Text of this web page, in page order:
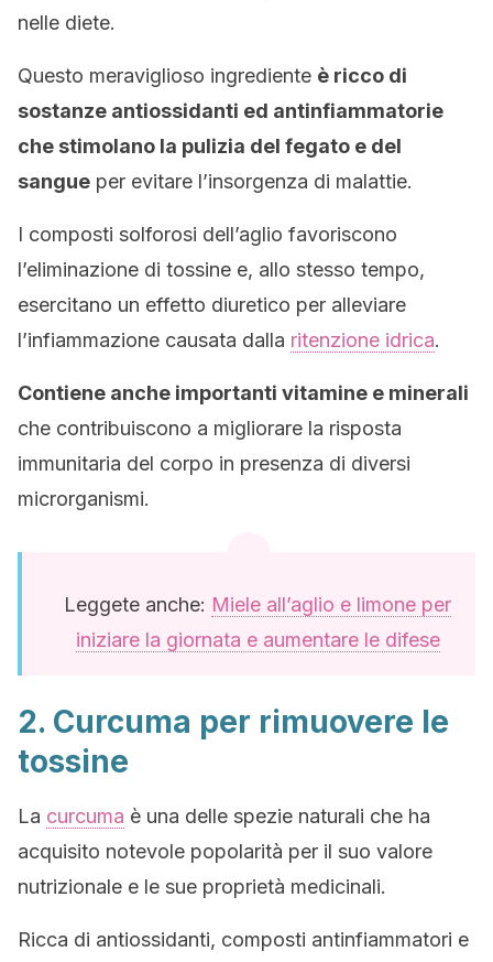
nelle diete.
Questo meraviglioso ingrediente è ricco di
sostanze antiossidanti ed antinfiammatorie
che stimolano la pulizia del fegato e del
sangue per evitare l’insorgenza di malattie.
I composti solforosi dell’aglio favoriscono
l’eliminazione di tossine e, allo stesso tempo,
esercitano un effetto diuretico per alleviare
l’infiammazione causata dalla ritenzione idrica.
Contiene anche importanti vitamine e minerali
che contribuiscono a migliorare la risposta
immunitaria del corpo in presenza di diversi
microrganismi.
Leggete anche: Miele all’aglio e limone per
iniziare la giornata e aumentare le difese
2. Curcuma per rimuovere le
tossine
La curcuma è una delle spezie naturali che ha
acquisito notevole popolarità per il suo valore
nutrizionale e le sue proprietà medicinali.
Ricca di antiossidanti, composti antinfiammatori e